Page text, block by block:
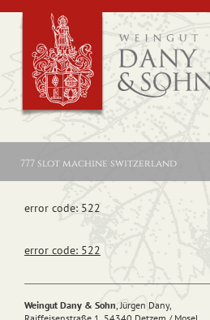
777 slot machine switzerland
error code: 522
error code: 522
Weingut Dany & Sohn, Jürgen Dany,